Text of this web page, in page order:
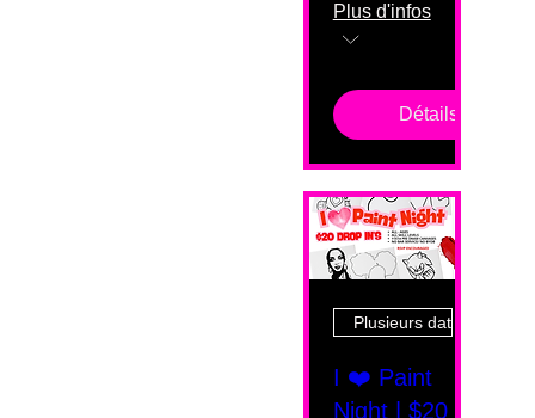
Plus d'infos
Détails
Plusieurs dates
I ❤️ Paint
Night | $20